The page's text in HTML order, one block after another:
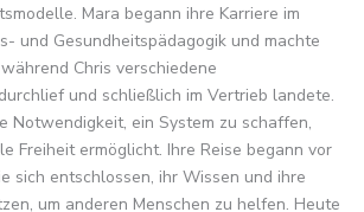
Mara begann ihre Karriere im
und Gesundheitspädagogik und machte
Chris verschiedene
und schließlich im Vertrieb landete.
Notwendigkeit, ein System zu schaffen,
Freiheit ermöglicht. Ihre Reise begann vor
sich entschlossen, ihr Wissen und ihre
um anderen Menschen zu helfen. Heute